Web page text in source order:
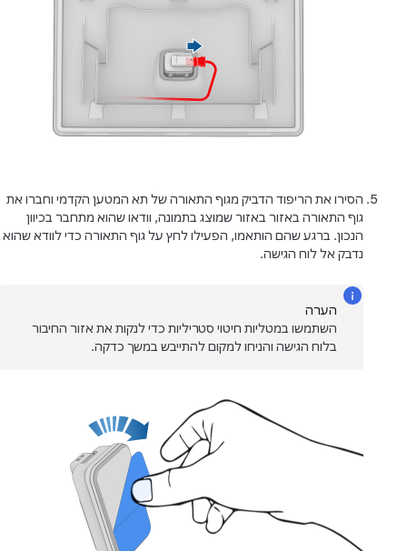
הסירו את הריפוד הדביק מגוף התאורה של תא המטען הקדמי וחברו את
גוף התאורה באזור באזור שמוצג בתמונה, וודאו שהוא מתחבר בכיוון
הנכון. ברגע שהם הותאמו, הפעילו לחץ על גוף התאורה כדי לוודא שהוא
נדבק אל לוח הגישה.
הערה
השתמשו במטליות חיטוי סטריליות כדי לנקות את אזור החיבור
בלוח הגישה והניחו למקום להתייבש במשך כדקה.